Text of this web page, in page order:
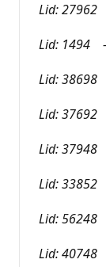
Lid: 27962
Lid: 1494
Lid: 38698
Lid: 37692
Lid: 37948
Lid:
Lid: 56248
Lid: 40748